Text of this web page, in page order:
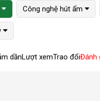
Công nghệ hút ẩm
dầnLượt xemTrao đổiĐánh